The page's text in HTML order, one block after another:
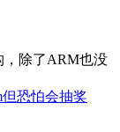
，除了ARM也没
恐怕会抽奖